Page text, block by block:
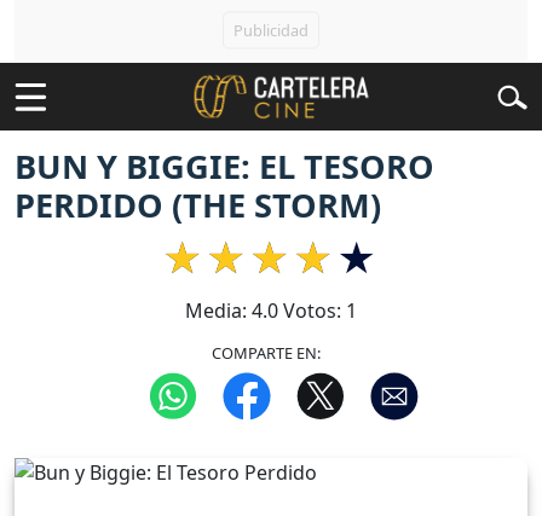
BUN Y BIGGIE: EL TESORO
PERDIDO (THE STORM)
Media: 4.0Votos: 1
COMPARTE EN: